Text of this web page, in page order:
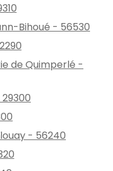
Bihoué - 56530
de Quimperlé -
- 56240